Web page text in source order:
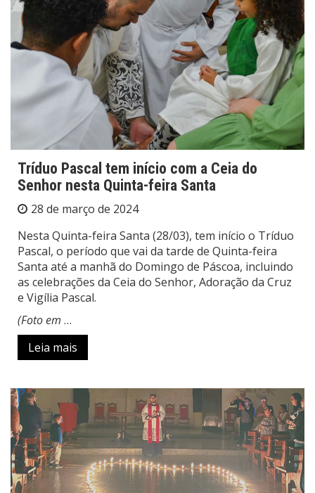
Tríduo Pascal tem início com a Ceia do
Senhor nesta Quinta-feira Santa
28 de março de 2024
Nesta Quinta-feira Santa (28/03), tem início o Tríduo
Pascal, o período que vai da tarde de Quinta-feira
Santa até a manhã do Domingo de Páscoa, incluindo
as celebrações da Ceia do Senhor, Adoração da Cruz
e Vigília Pascal.
(Foto em …
Leia mais